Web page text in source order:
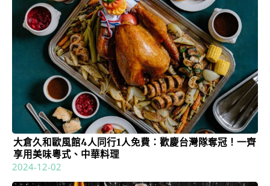
大倉久和歐風館4人同行1人免費：歡慶台灣隊奪冠！一齊
享用美味粵式、中華料理
2024-12-02